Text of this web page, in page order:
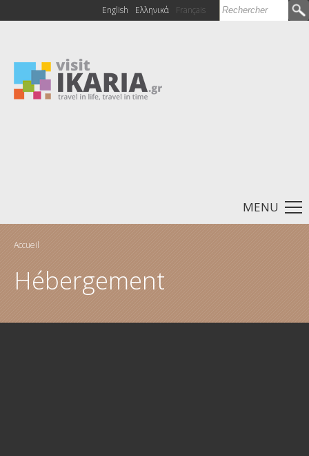
Formulaire de
Rechercher
English Ελληνικά Français
MENU
Accueil
Hébergement